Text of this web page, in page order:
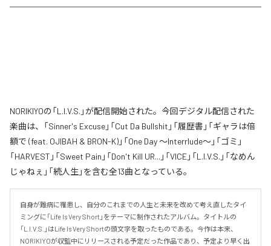
NORIKIYOの「L.I.V.S.」が配信開始された。今回デジタル配信された
楽曲は、「Sinner's Excuse」「Cut Da Bullshit」「履歴書」「ギャラは倍
額で (feat. OJIBAH & BRON-K)」「One Day ～Interrlude～」「ゴミ」
「HARVEST」「Sweet Pain」「Don't Kill UR...」「VICE」「L.I.V.S.」「なめん
じゃねぇ」「続人生」を含む全13曲となっている。
自身が難病に罹患し、自分のこれまでの人生と未来を改めて考え直したタイ
ミングに「Life Is Very Short」をテーマに制作されたアルバム。タイトルの
「L.I.V.S.」はLife Is Very Shortの頭文字を取ったものである。今作は本来、
NORIKIYOが収監中にリリースされる予定だった作品であり、予定より早く出